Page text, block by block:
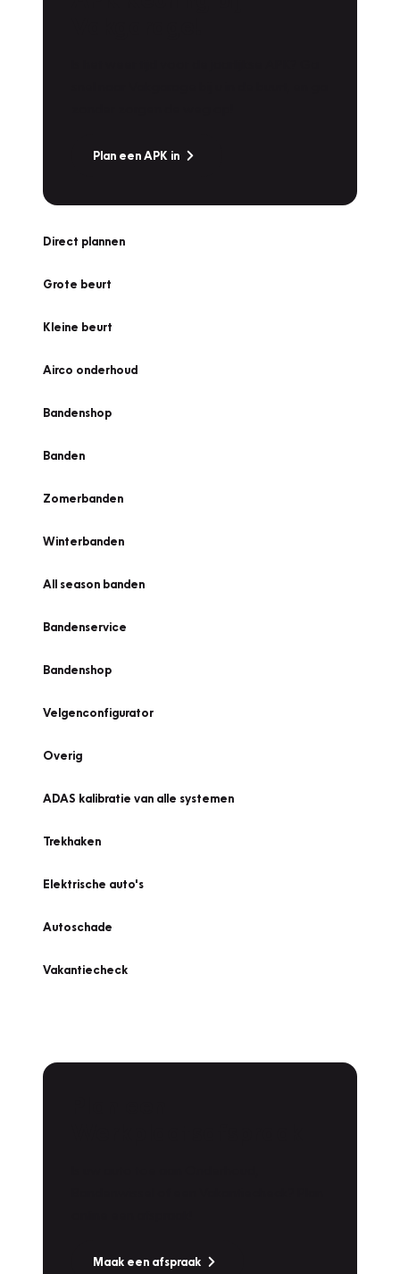
Plan een APK in
Direct plannen
Grote beurt
Kleine beurt
Airco onderhoud
Bandenshop
Banden
Zomerbanden
Winterbanden
All season banden
Bandenservice
Bandenshop
Velgenconfigurator
Overig
ADAS kalibratie van alle systemen
Trekhaken
Elektrische auto's
Autoschade
Vakantiecheck
Maak een afspraak